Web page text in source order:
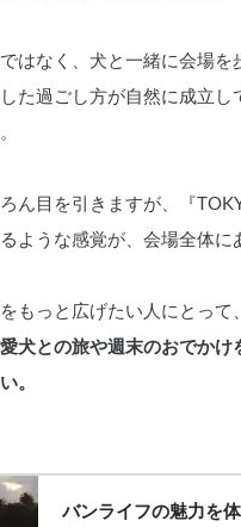
はなく、犬と一緒に会場
た過ごし方が自然に成立
ん目を引きますが、『
ような感覚が、会場全体に
もっと広げたい人にとっ
愛犬との旅や週末のおでかけ
。
バンライフの魅力を